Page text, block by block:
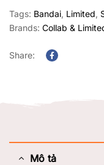
Tags: Bandai, Limited,
Brands: Collab &
Share:
Mô tả